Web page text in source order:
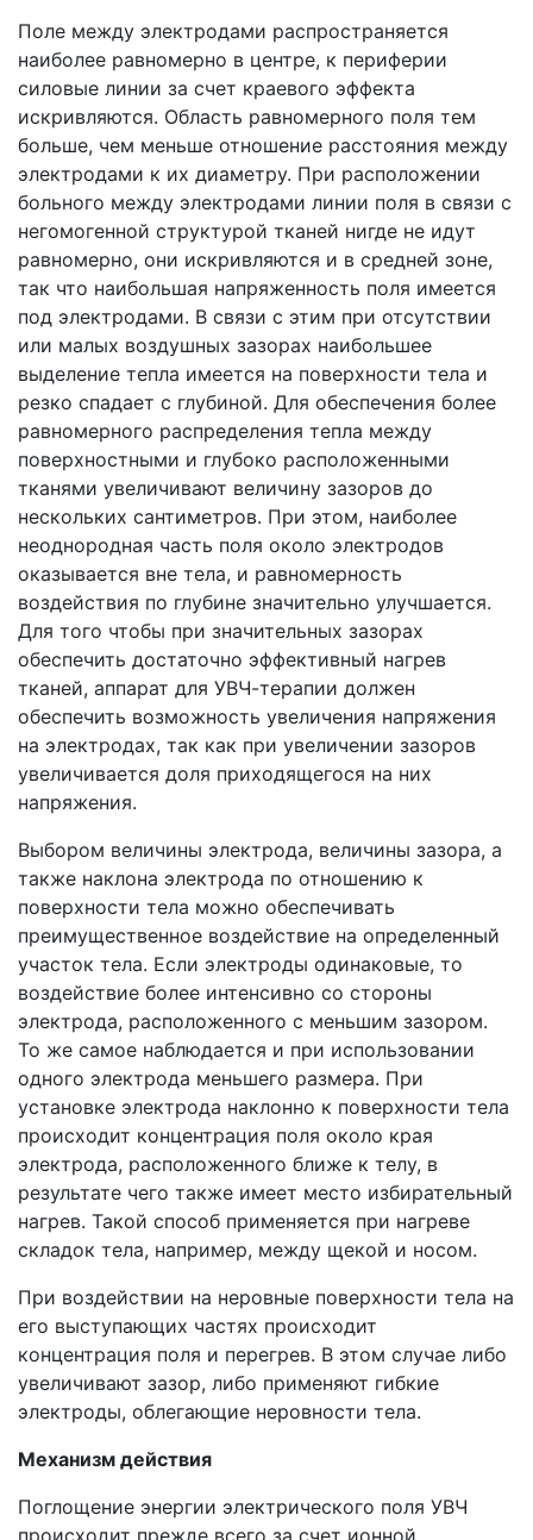
Поле между электродами распространяется
наиболее равномерно в центре, к периферии
силовые линии за счет краевого эффекта
искривляются. Область равномерного поля тем
больше, чем меньше отношение расстояния между
электродами к их диаметру. При расположении
больного между электродами линии поля в связи с
негомогенной структурой тканей нигде не идут
равномерно, они искривляются и в средней зоне,
так что наибольшая напряженность поля имеется
под электродами. В связи с этим при отсутствии
или малых воздушных зазорах наибольшее
выделение тепла имеется на поверхности тела и
резко спадает с глубиной. Для обеспечения более
равномерного распределения тепла между
поверхностными и глубоко расположенными
тканями увеличивают величину зазоров до
нескольких сантиметров. При этом, наиболее
неоднородная часть поля около электродов
оказывается вне тела, и равномерность
воздействия по глубине значительно улучшается.
Для того чтобы при значительных зазорах
обеспечить достаточно эффективный нагрев
тканей, аппарат для УВЧ-терапии должен
обеспечить возможность увеличения напряжения
на электродах, так как при увеличении зазоров
увеличивается доля приходящегося на них
напряжения.
Выбором величины электрода, величины зазора, а
также наклона электрода по отношению к
поверхности тела можно обеспечивать
преимущественное воздействие на определенный
участок тела. Если электроды одинаковые, то
воздействие более интенсивно со стороны
электрода, расположенного с меньшим зазором.
То же самое наблюдается и при использовании
одного электрода меньшего размера. При
установке электрода наклонно к поверхности тела
происходит концентрация поля около края
электрода, расположенного ближе к телу, в
результате чего также имеет место избирательный
нагрев. Такой способ применяется при нагреве
складок тела, например, между щекой и носом.
При воздействии на неровные поверхности тела на
его выступающих частях происходит
концентрация поля и перегрев. В этом случае либо
увеличивают зазор, либо применяют гибкие
электроды, облегающие неровности тела.
Механизм действия
Поглощение энергии электрического поля УВЧ